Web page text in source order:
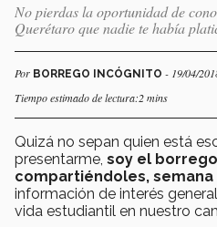
No pierdas la oportunidad de
Querétaro que nadie te había
Por BORREGO INCÓGNITO - 19/04/
Tiempo estimado de lectura:2 mins
Quizá no sepan quien está
presentarme, soy el
compartiéndoles, semana
información de interés
vida estudiantil en nuestro